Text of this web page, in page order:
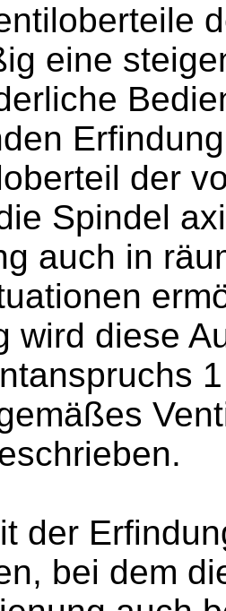
eine
der
Spindel
auch in
wird diese
der
bei dem